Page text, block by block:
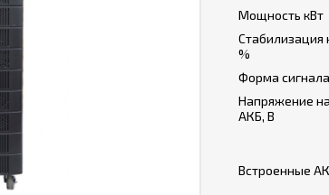
Мощность кВт
Стабилизация
%
Форма сигнала
Напряжение
АКБ, В
Встроенные